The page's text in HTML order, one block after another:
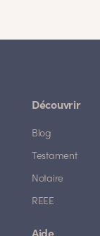
Découvrir
Blog
Testament
Notaire
REEE